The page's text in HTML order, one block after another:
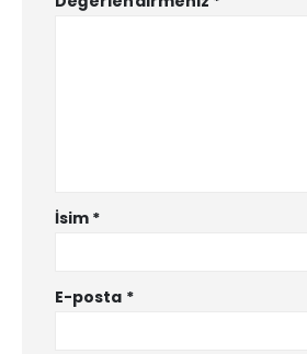
İsim *
E-posta *